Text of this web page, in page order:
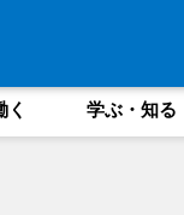
く 学ぶ・知る